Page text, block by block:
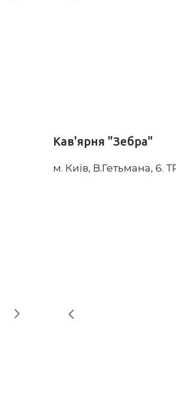
Кав'ярня "Зебра"
м. Київ, В.Гетьмана, 6.